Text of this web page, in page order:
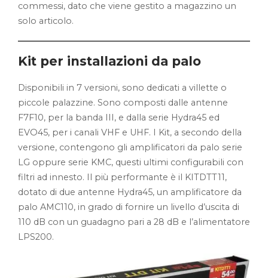
commessi, dato che viene gestito a magazzino un
solo articolo.
Kit per installazioni da palo
Disponibili in 7 versioni, sono dedicati a villette o
piccole palazzine. Sono composti dalle antenne
F7F10, per la banda III, e dalla serie Hydra45 ed
EVO45, per i canali VHF e UHF. I Kit, a secondo della
versione, contengono gli amplificatori da palo serie
LG oppure serie KMC, questi ultimi configurabili con
filtri ad innesto. Il più performante è il KITDTT11,
dotato di due antenne Hydra45, un amplificatore da
palo AMC110, in grado di fornire un livello d’uscita di
110 dB con un guadagno pari a 28 dB e l’alimentatore
LPS200.